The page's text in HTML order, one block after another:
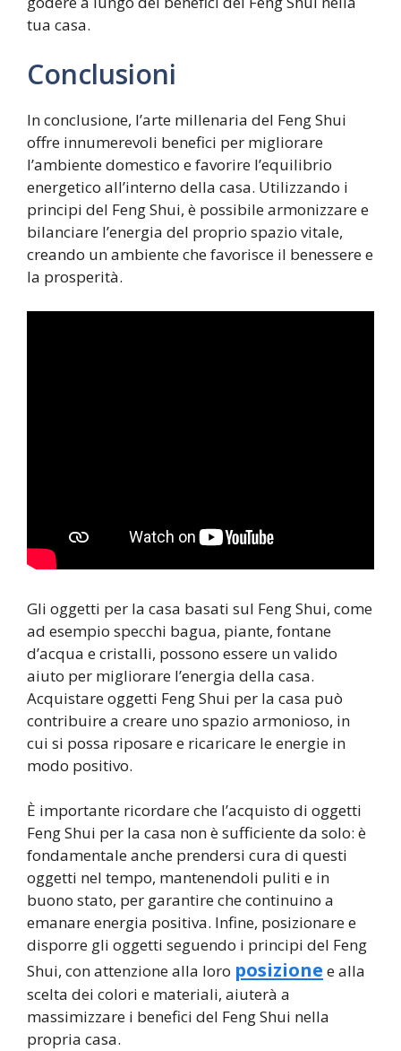
tua casa.
Conclusioni
In conclusione, l’arte millenaria del Feng Shui
offre innumerevoli benefici per migliorare
l’ambiente domestico e favorire l’equilibrio
energetico all’interno della casa. Utilizzando i
principi del Feng Shui, è possibile armonizzare e
bilanciare l’energia del proprio spazio vitale,
creando un ambiente che favorisce il benessere e
la prosperità.
Gli oggetti per la casa basati sul Feng Shui, come
ad esempio specchi bagua, piante, fontane
d’acqua e cristalli, possono essere un valido
aiuto per migliorare l’energia della casa.
Acquistare oggetti Feng Shui per la casa può
contribuire a creare uno spazio armonioso, in
cui si possa riposare e ricaricare le energie in
modo positivo.
È importante ricordare che l’acquisto di oggetti
Feng Shui per la casa non è sufficiente da solo: è
fondamentale anche prendersi cura di questi
oggetti nel tempo, mantenendoli puliti e in
buono stato, per garantire che continuino a
emanare energia positiva. Infine, posizionare e
disporre gli oggetti seguendo i principi del Feng
Shui, con attenzione alla loro posizione e alla
scelta dei colori e materiali, aiuterà a
massimizzare i benefici del Feng Shui nella
propria casa.